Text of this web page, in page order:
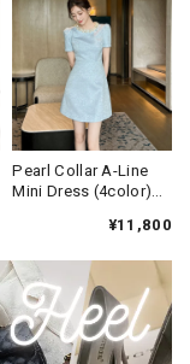
Pearl Collar A-Line
Mini Dress (4color)
¥11,800